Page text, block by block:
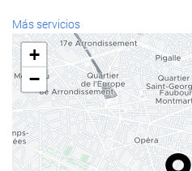
Más servicios
+
−